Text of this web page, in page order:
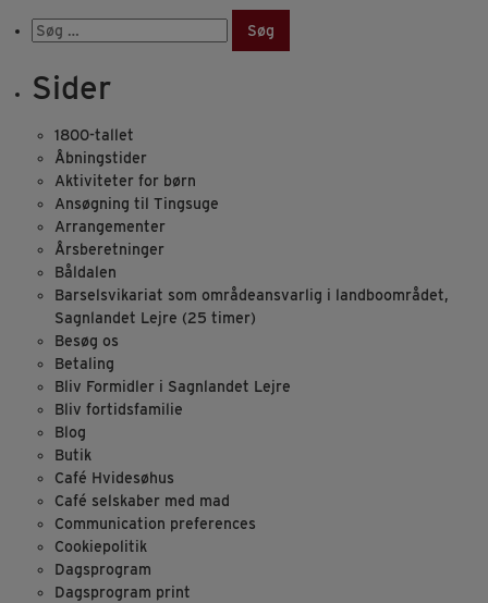
Søg
efter:
Sider
1800-tallet
Åbningstider
Aktiviteter for børn
Ansøgning til Tingsuge
Arrangementer
Årsberetninger
Båldalen
Barselsvikariat som områdeansvarlig i landboområdet,
Sagnlandet Lejre (25 timer)
Besøg os
Betaling
Bliv Formidler i Sagnlandet Lejre
Bliv fortidsfamilie
Blog
Butik
Café Hvidesøhus
Café selskaber med mad
Communication preferences
Cookiepolitik
Dagsprogram
Dagsprogram print